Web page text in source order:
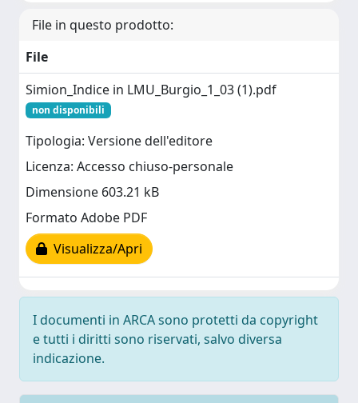
File in questo prodotto:
File
Simion_Indice in LMU_Burgio_1_03 (1).pdf
non disponibili
Tipologia: Versione dell'editore
Licenza: Accesso chiuso-personale
Dimensione 603.21 kB
Formato Adobe PDF
Visualizza/Apri
I documenti in ARCA sono protetti da copyright
e tutti i diritti sono riservati, salvo diversa
indicazione.